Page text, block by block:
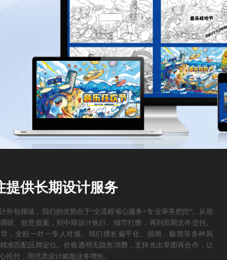
提供长期设计服务
外包领域，我们的优势在于“全流程省心服务+专业审美把控”。从前
研、创意提案，到中期设计执行、细节打磨，再到后期文件交付、
，全程一对一专人对接。我们擅长扁平化、国潮、极简等多种风
准匹配品牌定位。价格透明无隐形消费，支持先出草图再合作，让
托付，用优质设计赋能业务增长。